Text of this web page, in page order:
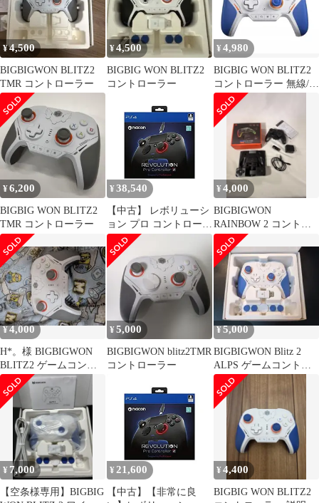
¥4,500
BIGBIGWON BLITZ2
TMR コントローラー
¥4,500
BIGBIG WON BLITZ2
コントローラー
¥ 4,980
BIGBIG WON BLITZ2
コントローラー 無線/有
線接続 2000Hz
¥6,200
BIGBIG WON BLITZ2
TMR コントローラー
¥ 38,540
【中古】 レボリューシ
ョン プロ コントローラ
ー2
¥4,000
BIGBIGWON
RAINBOW 2 コントロ
ーラー
¥4,000
H*。様 BIGBIGWON
BLITZ2 ゲームコント
ローラー
¥5,000
BIGBIGWON blitz2TMR
コントローラー
¥5,000
BIGBIGWON Blitz 2
ALPS ゲームコントロ
ーラー
¥ 7,000
【空条様専用】BIGBIG
¥ 21,600
【中古】【非常に良
¥4,400
BIGBIG WON BLITZ2